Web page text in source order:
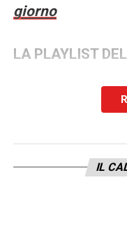
giorno
LA PLAYLIST
IL